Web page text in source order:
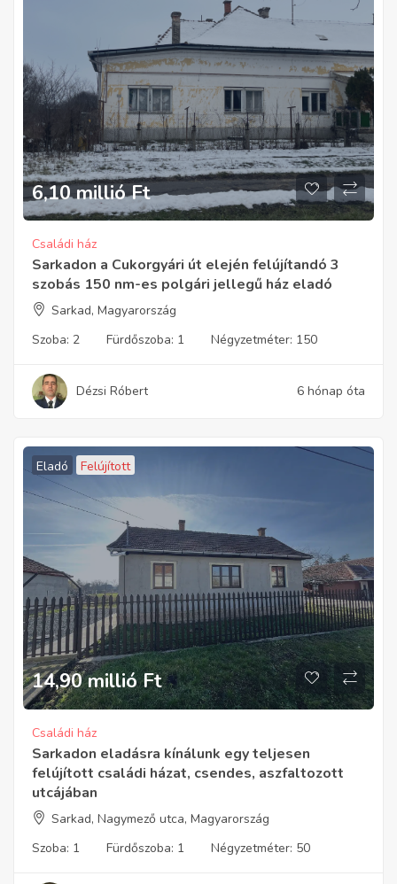
6,10 millió Ft
Családi ház
Sarkadon a Cukorgyári út elején felújítandó 3
szobás 150 nm-es polgári jellegű ház eladó
Sarkad, Magyarország
Szoba: 2 Fürdőszoba: 1 Négyzetméter: 150
Dézsi Róbert 6 hónap óta
Eladó Felújított
14,90 millió Ft
Családi ház
Sarkadon eladásra kínálunk egy teljesen
felújított családi házat, csendes, aszfaltozott
utcájában
Sarkad, Nagymező utca, Magyarország
Szoba: 1 Fürdőszoba: 1 Négyzetméter: 50